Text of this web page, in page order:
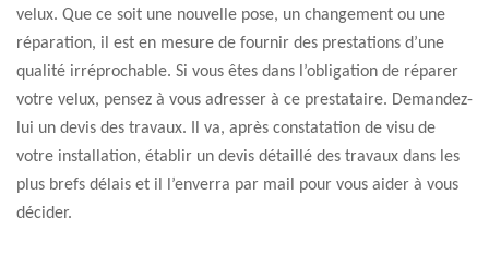
velux. Que ce soit une nouvelle pose, un changement ou une
réparation, il est en mesure de fournir des prestations d’une
qualité irréprochable. Si vous êtes dans l’obligation de réparer
votre velux, pensez à vous adresser à ce prestataire. Demandez-
lui un devis des travaux. Il va, après constatation de visu de
votre installation, établir un devis détaillé des travaux dans les
plus brefs délais et il l’enverra par mail pour vous aider à vous
décider.